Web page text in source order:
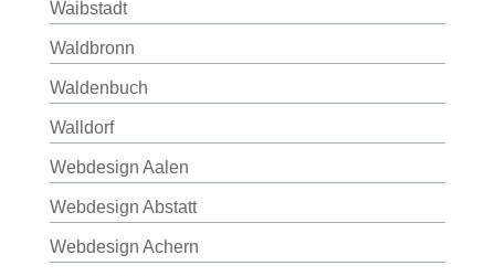
Waibstadt
Waldbronn
Waldenbuch
Walldorf
Webdesign Aalen
Webdesign Abstatt
Webdesign Achern